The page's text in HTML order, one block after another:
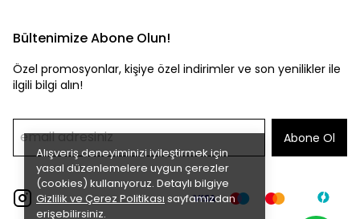
Alışveriş deneyiminizi iyileştirmek için
yasal düzenlemelere uygun çerezler
(cookies) kullanıyoruz. Detaylı bilgiye
Gizlilik ve Çerez Politikası sayfamızdan
erişebilirsiniz.
Bültenimize Abone Olun!
Özel promosyonlar, kişiye özel indirimler ve son yenilikler ile
ilgili bilgi alın!
Abone Ol